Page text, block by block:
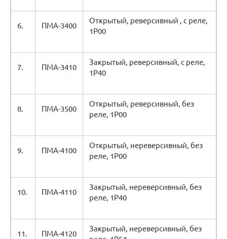
6. ПМА-3400
Открытый, реверсивный , с реле,
1Р00
7. ПМА-3410
Закрытый, реверсивный, с реле,
1Р40
8. ПМА-3500
Открытый, реверсивный, без
реле, 1Р00
9. ПМА-4100
Открытый, нереверсивный, без
реле, 1Р00
10. ПМА-4110
Закрытый, нереверсивный, без
реле, 1Р40
11. ПМА-4120
Закрытый, нереверсивный, без